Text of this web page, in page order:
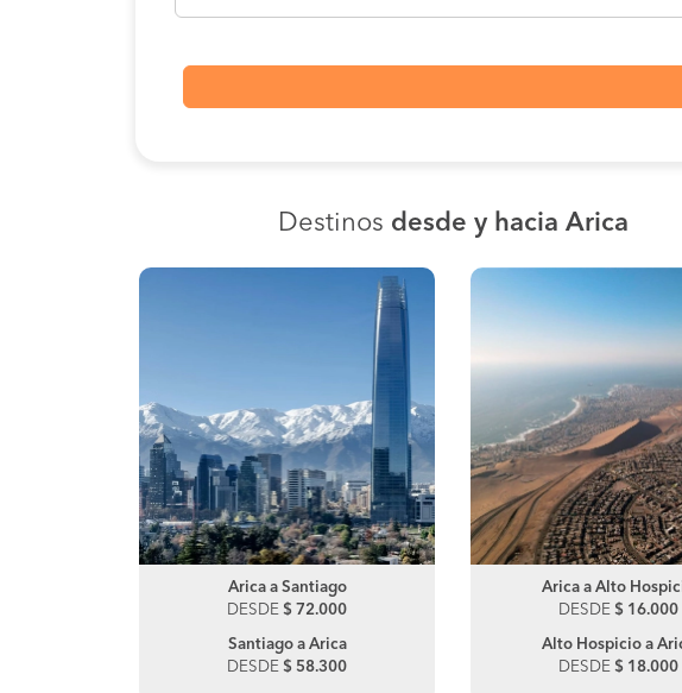
Destinos desde y hacia Arica
Arica a Santiago
DESDE $ 72.000
Santiago a Arica
DESDE $ 58.300
Arica a Alto
DESDE $ 16.000
Alto Hospicio a
DESDE $ 18.000
María Elena a Antofagasta
DESDE$ 12.360
Antofagasta a María Elena
DESDE$ 12.360
María Elena a
DESDE$